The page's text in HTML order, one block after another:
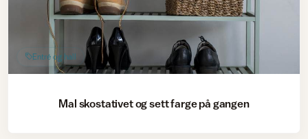
Entré og hall
Mal skostativet og sett farge på gangen